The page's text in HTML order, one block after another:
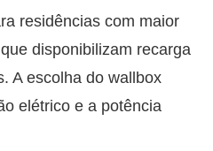
residências com maior
disponibilizam recarga
A escolha do wallbox
elétrico e a potência